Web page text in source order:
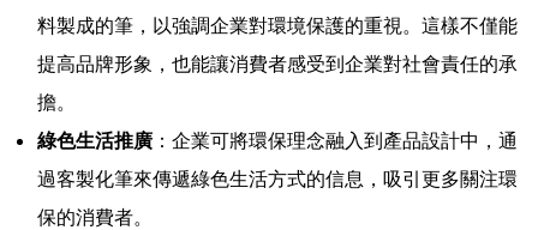
料製成的筆，以強調企業對環境保護的重視。這樣不僅能
提高品牌形象，也能讓消費者感受到企業對社會責任的承
擔。
綠色生活推廣 ：企業可將環保理念融入到產品設計中，通
過客製化筆來傳遞綠色生活方式的信息，吸引更多關注環
保的消費者。